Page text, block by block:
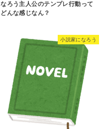
なろう主人公のテンプレ行動って
どんな感じなん？
小説家になろう